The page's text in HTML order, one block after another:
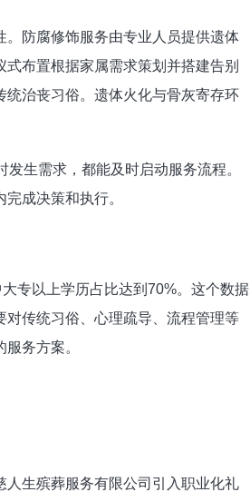
防腐修饰服务由专业人员提供遗体
布置根据家属需求策划并搭建告别
治丧习俗。遗体火化与骨灰寄存环
生需求，都能及时启动服务流程。
成决策和执行。
专以上学历占比达到70%。这个数据
传统习俗、心理疏导、流程管理等
务方案。
生殡葬服务有限公司引入职业化礼